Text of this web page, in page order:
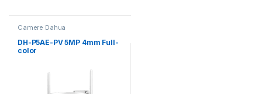
Camere Dahua
DH-P5AE-PV 5MP 4mm Full-
color